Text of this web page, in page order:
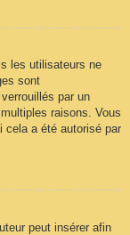
les utilisateurs ne
sont
par un
raisons. Vous
cela a été autorisé par
peut insérer afin